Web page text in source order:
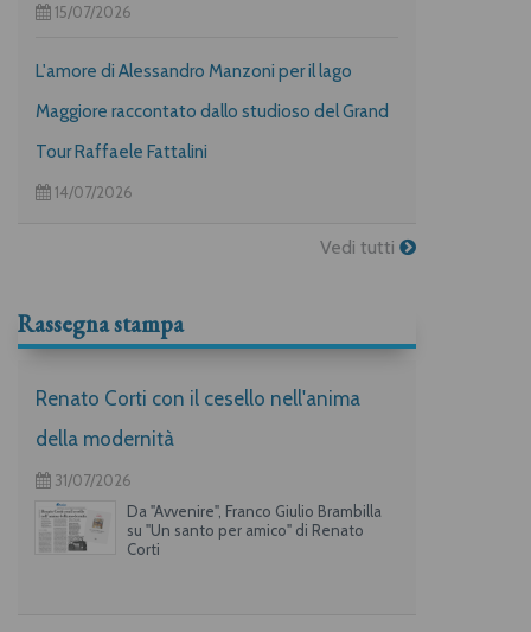
15/07/2026
L'amore di Alessandro Manzoni per il lago
Maggiore raccontato dallo studioso del Grand
Tour Raffaele Fattalini
14/07/2026
Vedi tutti
Rassegna stampa
Renato Corti con il cesello nell'anima
della modernità
31/07/2026
Da "Avvenire", Franco Giulio Brambilla
su "Un santo per amico" di Renato
Corti